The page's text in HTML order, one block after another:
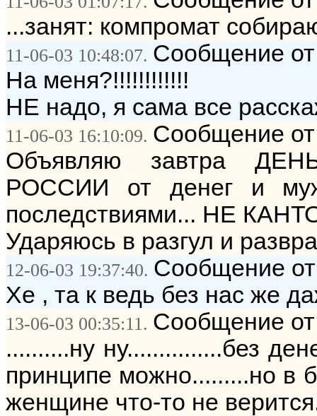
...занят: компромат
11-06-03 10:48:07. Сообщение
На меня?!!!!!!!!!!!!
НЕ надо, я сама все
11-06-03 16:10:09. Сообщение
Объявляю завтра
РОССИИ от денег и
последствиями... НЕ
Ударяюсь в разгул и
12-06-03 19:37:40. Сообщение
Хе , та к ведь без нас же
13-06-03 00:35:11. Сообщение
..........ну ну...............без
принципе можно.........но в
женщине что-то не